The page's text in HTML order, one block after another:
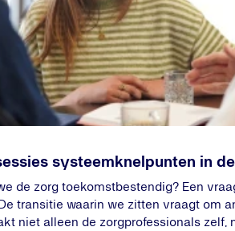
systeemknelpunten in
de zorg toekomstbestendig? Een
transitie waarin we zitten vraagt om
niet alleen de zorgprofessionals zelf,